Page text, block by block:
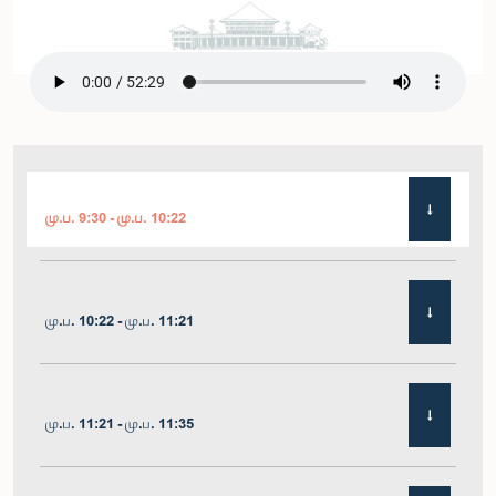
மு.ப. 9:30 - மு.ப. 10:22
மு.ப. 10:22 - மு.ப. 11:21
மு.ப. 11:21 - மு.ப. 11:35